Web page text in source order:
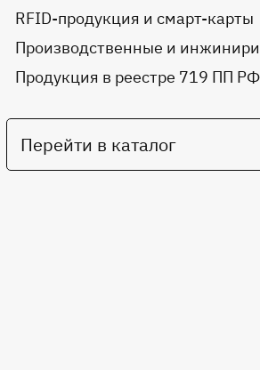
RFID-продукция и смарт-карты
Производственные и
Продукция в реестре 719 ПП РФ
Перейти в каталог